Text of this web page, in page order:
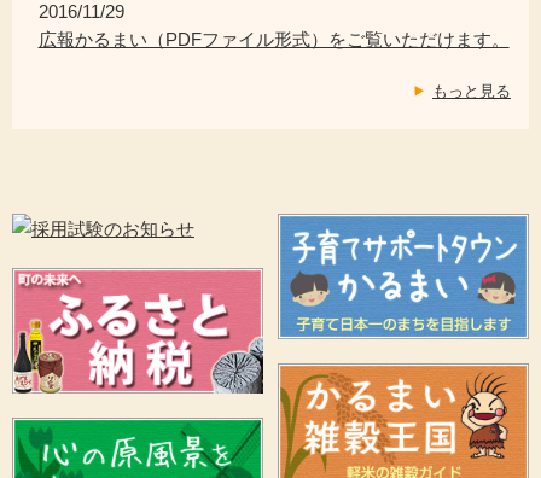
2016/11/29
広報かるまい（PDFファイル形式）をご覧いただけます。
もっと見る